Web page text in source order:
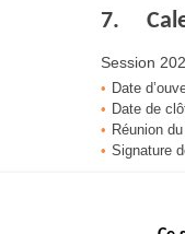
7.
Session
Date
Date de
Réunion
Signature